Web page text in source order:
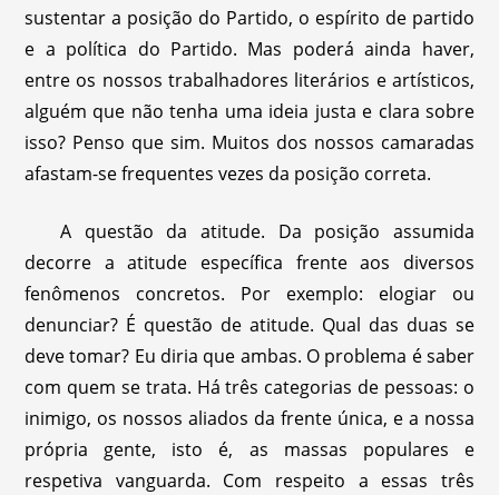
sustentar a posição do Partido, o espírito de partido
e a política do Partido. Mas poderá ainda haver,
entre os nossos trabalhadores literários e artísticos,
alguém que não tenha uma ideia justa e clara sobre
isso? Penso que sim. Muitos dos nossos camaradas
afastam-se frequentes vezes da posição correta.
A questão da atitude. Da posição assumida
decorre a atitude específica frente aos diversos
fenômenos concretos. Por exemplo: elogiar ou
denunciar? É questão de atitude. Qual das duas se
deve tomar? Eu diria que ambas. O problema é saber
com quem se trata. Há três categorias de pessoas: o
inimigo, os nossos aliados da frente única, e a nossa
própria gente, isto é, as massas populares e
respetiva vanguarda. Com respeito a essas três